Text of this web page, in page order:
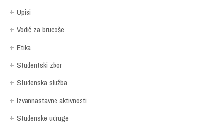
Upisi
Vodič za brucoše
Etika
Studentski zbor
Studenska služba
Izvannastavne aktivnosti
Studenske udruge